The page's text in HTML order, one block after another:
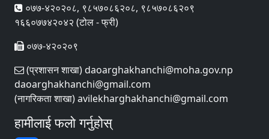
०७७-४२०२०८, ९८५७०८६२०८, ९८५७०८६२०९
१६६०७७४२०४२ (टोल - फ्री)
०७७-४२०२०९
(प्रशासन शाखा) daoarghakhanchi@moha.gov.np
daoarghakhanchi@gmail.com
(नागरिकता शाखा) avilekharghakhanchi@gmail.com
हामीलाई फलो गर्नुहोस्